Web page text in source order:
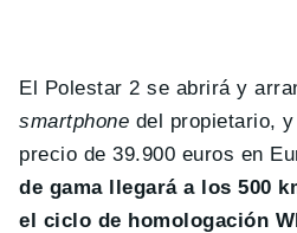
El Polestar 2 se abrirá y
smartphone del propietario,
precio de 39.900 euros en
de gama llegará a los 500
el ciclo de homologación